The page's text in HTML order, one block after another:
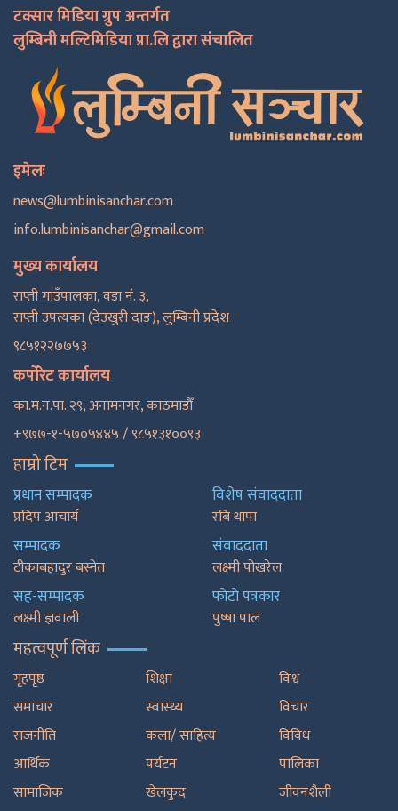
टक्सार मिडिया ग्रुप अन्तर्गत
लुम्बिनी मल्टिमिडिया प्रा.लि द्वारा संचालित
इमेलः
news@lumbinisanchar.com
info.lumbinisanchar@gmail.com
मुख्य कार्यालय
राप्ती गाउँपालका, वडा नं. ३,
राप्ती उपत्यका (देउखुरी दाङ), लुम्बिनी प्रदेश
९८५१२२७७५३
कर्पोरेट कार्यालय
का.म.न.पा. २९, अनामनगर, काठमाडाैँ
+९७७-१-५७०५४४५ / ९८५१३१००९३
हाम्रो टिम
प्रधान सम्पादक
प्रदिप आचार्य
सम्पादक
टीकाबहादुर बस्नेत
सह-सम्पादक
लक्ष्मी ज्ञवाली
विशेष संवाददाता
रबि थापा
संवाददाता
लक्ष्मी पोखरेल
फाेटाे पत्रकार
पुष्षा पाल
महत्वपूर्ण लिंक
गृहपृष्ठ
समाचार
राजनीति
आर्थिक
सामाजिक
शिक्षा
स्वास्थ्य
कला/ साहित्य
पर्यटन
खेलकुद
विश्व
विचार
विविध
पालिका
जीवनशैली